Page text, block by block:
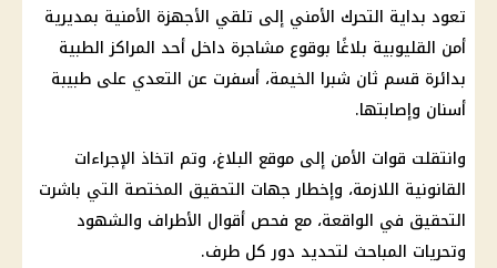
تعود بداية التحرك الأمني إلى تلقي الأجهزة الأمنية بمديرية
أمن القليوبية بلاغًا بوقوع مشاجرة داخل أحد المراكز الطبية
بدائرة قسم ثان شبرا الخيمة، أسفرت عن التعدي على طبيبة
أسنان وإصابتها.
وانتقلت قوات الأمن إلى موقع البلاغ، وتم اتخاذ الإجراءات
القانونية اللازمة، وإخطارجهات التحقيق المختصة التي باشرت
التحقيق في الواقعة، مع فحص أقوال الأطراف والشهود
وتحريات المباحث لتحديد دور كل طرف.